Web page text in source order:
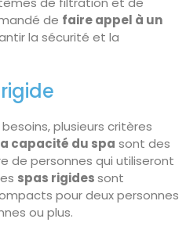
de faire appel à un
la sécurité et la
plusieurs critères
capacité du spa sont des
de personnes qui utiliseront
spas rigidessont
pour deux personnes
ou plus.